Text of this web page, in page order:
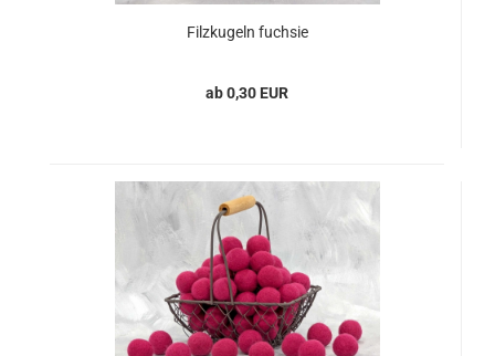
Filzkugeln fuchsie
ab 0,30 EUR